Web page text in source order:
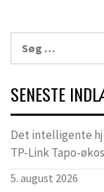
efter:
SENESTE
Det intelligente
TP-Link Tapo-
5. august 2026